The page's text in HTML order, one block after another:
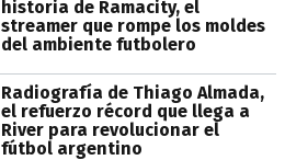
historia de Ramacity, el
streamer que rompe los moldes
del ambiente futbolero
Radiografía de Thiago Almada,
el refuerzo récord que llega a
River para revolucionar el
fútbol argentino